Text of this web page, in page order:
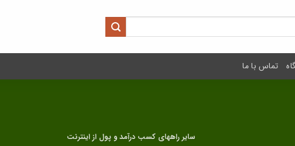
تماس با ما
سایر راههای کسب درآمد و پول از اینترنت